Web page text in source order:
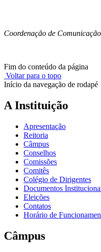
Coordenação de
Fim do conteúdo da página
Voltar para o topo
Início da navegação de rodapé
A Instituição
Apresentação
Reitoria
Câmpus
Conselhos
Comissões
Comitês
Colégio de Dirigentes
Documentos
Eleições
Contatos
Horário de
Câmpus